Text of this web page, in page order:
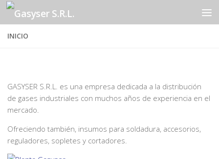
Saltar al contenido
INICIO
GASYSER S.R.L. es una empresa dedicada a la distribución
de gases industriales con muchos años de experiencia en el
mercado.
Ofreciendo también, insumos para soldadura, accesorios,
reguladores, sopletes y cortadores.